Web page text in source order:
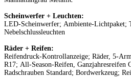
Scheinwerfer + Leuchten:
LED-Scheinwerfer; Ambiente-Lichtpaket;
Nebelschlussleuchten
Räder + Reifen:
Reifendruck-Kontrollanzeige; Räder, 5-
R17; All-Season-Reifen, Ganzjahresreifen
Radschrauben Standard; Bordwerkzeug;